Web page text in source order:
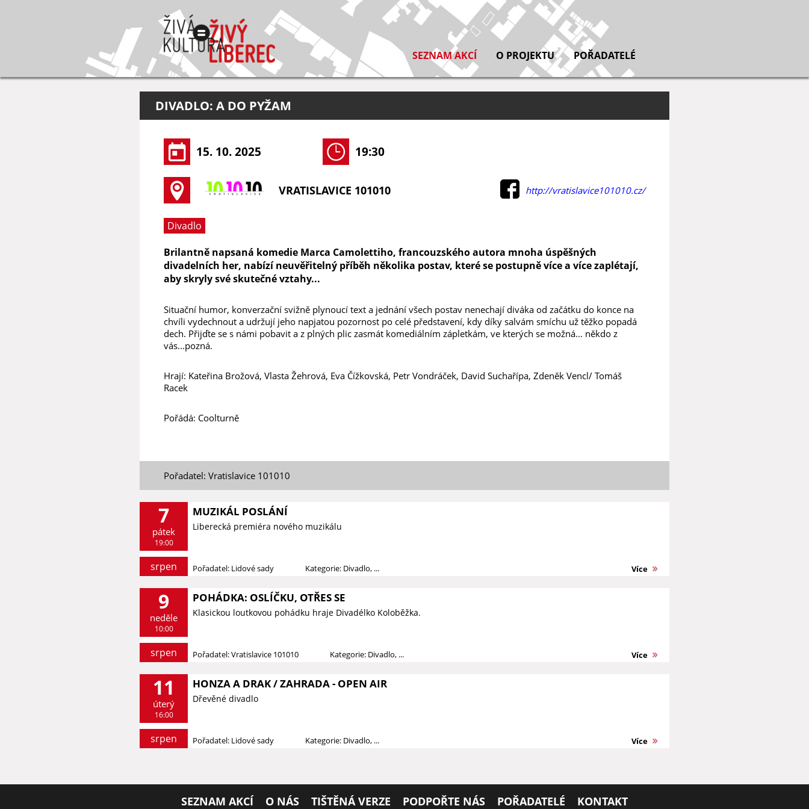
SEZNAM AKCÍ O PROJEKTU POŘADATELÉ
DIVADLO: A DO PYŽAM
15. 10. 2025 19:30
VRATISLAVICE 101010 http://vratislavice101010.cz/
Divadlo
Brilantně napsaná komedie Marca Camolettiho, francouzského autora mnoha úspěšných
divadelních her, nabízí neuvěřitelný příběh několika postav, které se postupně více a více zaplétají,
aby skryly své skutečné vztahy...
Situační humor, konverzační svižně plynoucí text a jednání všech postav nenechají diváka od začátku do konce na
chvíli vydechnout a udržují jeho napjatou pozornost po celé představení, kdy díky salvám smíchu už těžko popadá
dech. Přijďte se s námi pobavit a z plných plic zasmát komediálním zápletkám, ve kterých se možná... někdo z
vás...pozná.
Hrají: Kateřina Brožová, Vlasta Žehrová, Eva Čížkovská, Petr Vondráček, David Suchařípa, Zdeněk Vencl/ Tomáš
Racek
Pořádá: Coolturně
Pořadatel: Vratislavice 101010
7
pátek
19:00
srpen
MUZIKÁL POSLÁNÍ
Liberecká premiéra nového muzikálu
Pořadatel: Lidové sady Kategorie: Divadlo, ... Více
9
neděle
10:00
srpen
POHÁDKA: OSLÍČKU, OTŘES SE
Klasickou loutkovou pohádku hraje Divadélko Koloběžka.
Pořadatel: Vratislavice 101010 Kategorie: Divadlo, ... Více
11
úterý
16:00
srpen
HONZA A DRAK / ZAHRADA - OPEN AIR
Dřevěné divadlo
Pořadatel: Lidové sady Kategorie: Divadlo, ... Více
SEZNAM AKCÍ O NÁS TIŠTĚNÁ VERZE PODPOŘTE NÁS POŘADATELÉ KONTAKT